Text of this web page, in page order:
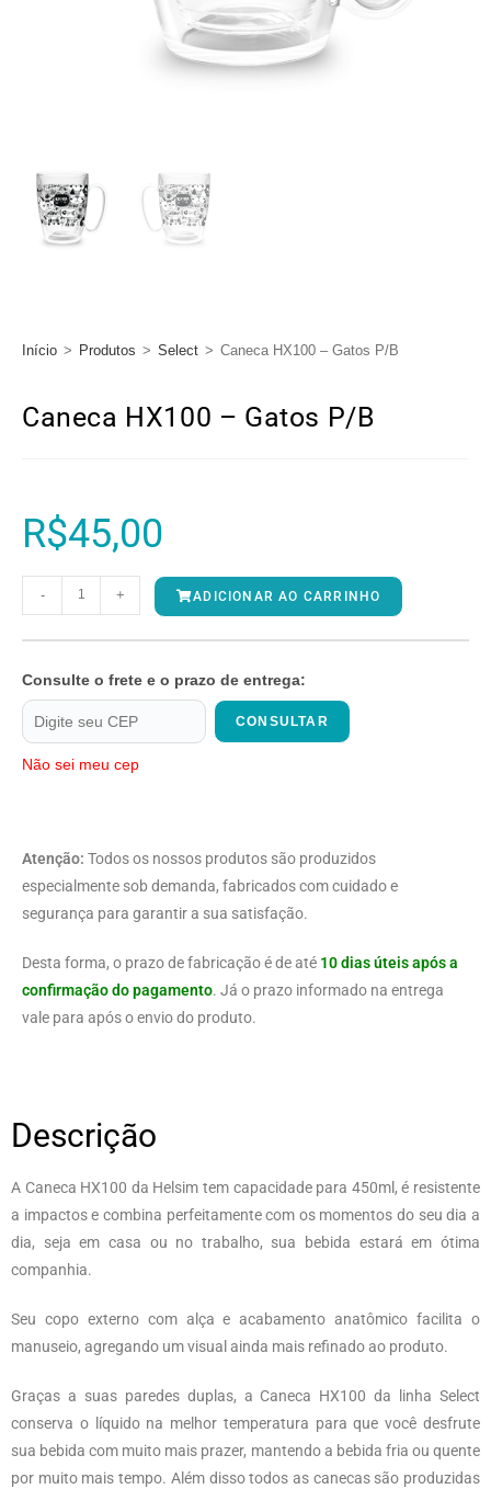
Início > Produtos > Select > Caneca HX100 – Gatos P/B
Caneca HX100 – Gatos P/B
R$45,00
- + ADICIONAR AO CARRINHO
Consulte o frete e o prazo de entrega:
CONSULTAR
Não sei meu cep
Atenção: Todos os nossos produtos são produzidos
especialmente sob demanda, fabricados com cuidado e
segurança para garantir a sua satisfação.
Desta forma, o prazo de fabricação é de até 10 dias úteis após a
confirmação do pagamento. Já o prazo informado na entrega
vale para após o envio do produto.
Descrição
A Caneca HX100 da Helsim tem capacidade para 450ml, é resistente
a impactos e combina perfeitamente com os momentos do seu dia a
dia, seja em casa ou no trabalho, sua bebida estará em ótima
companhia.
Seu copo externo com alça e acabamento anatômico facilita o
manuseio, agregando um visual ainda mais refinado ao produto.
Graças a suas paredes duplas, a Caneca HX100 da linha Select
conserva o líquido na melhor temperatura para que você desfrute
sua bebida com muito mais prazer, mantendo a bebida fria ou quente
por muito mais tempo. Além disso todos as canecas são produzidas